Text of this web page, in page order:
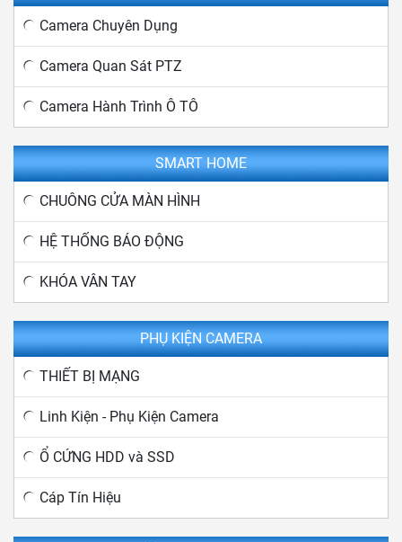
Camera Chuyên Dụng
Camera Quan Sát PTZ
Camera Hành Trình Ô TÔ
SMART HOME
CHUÔNG CỬA MÀN HÌNH
HỆ THỐNG BÁO ĐỘNG
KHÓA VÂN TAY
PHỤ KIỆN CAMERA
THIẾT BỊ MẠNG
Linh Kiện - Phụ Kiện Camera
Ổ CỨNG HDD và SSD
Cáp Tín Hiệu